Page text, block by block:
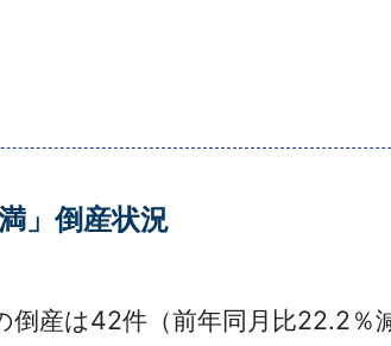
」倒産状況
産は42件（前年同月比22.2％